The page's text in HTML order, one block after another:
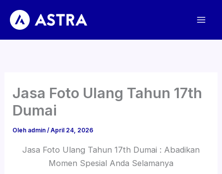
konten
Jasa Foto Ulang Tahun 17th
Dumai
Oleh admin/April 24, 2026
Jasa Foto Ulang Tahun 17th Dumai : Abadikan
Momen Spesial Anda Selamanya